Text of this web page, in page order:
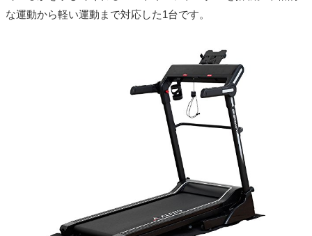
な運動から軽い運動まで対応した1台です。